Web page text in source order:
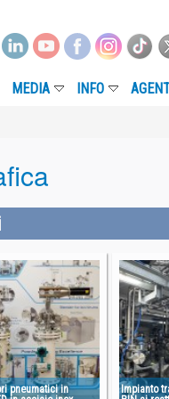
MEDIA INFO
pneumatici in
Impianto